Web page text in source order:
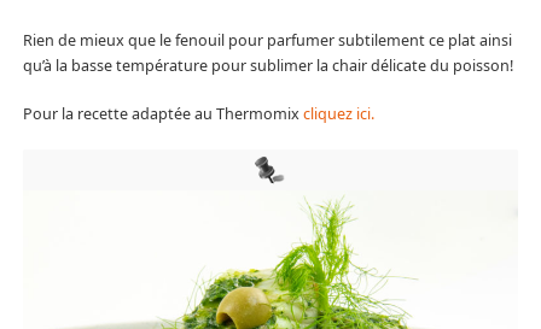
Rien de mieux que le fenouil pour parfumer subtilement ce plat ainsi
qu’à la basse température pour sublimer la chair délicate du poisson!
Pour la recette adaptée au Thermomixcliquez ici.